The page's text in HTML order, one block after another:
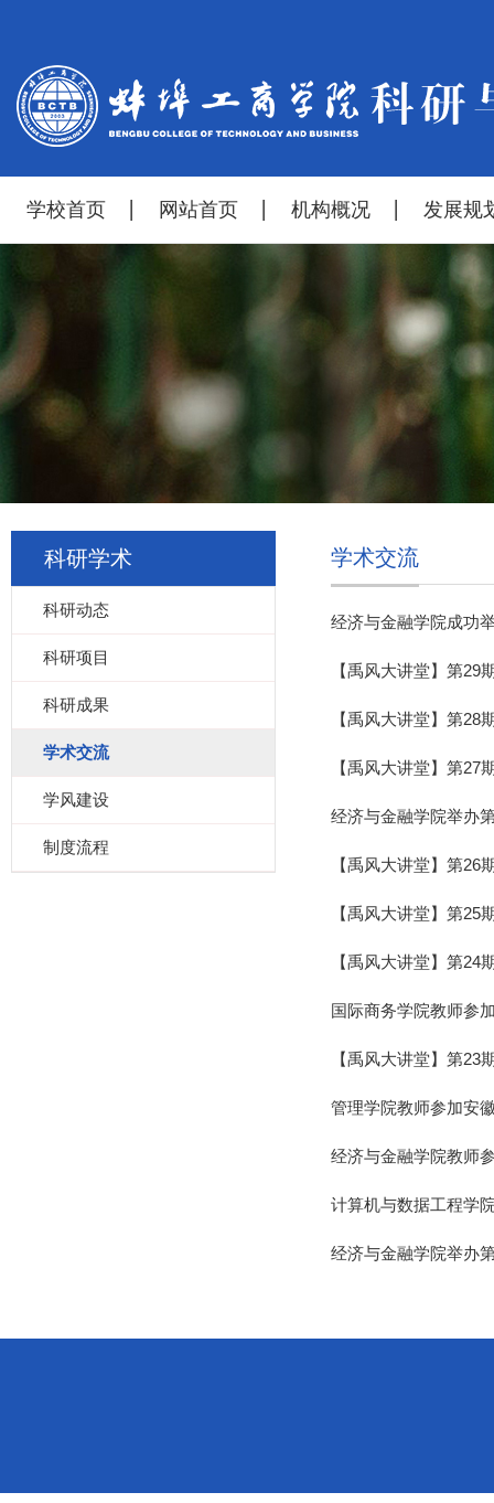
学校首页 网站首页 机构概况 发展规
科研学术
科研动态
科研项目
科研成果
学术交流
学风建设
制度流程
学术交流
经济与金融学院成功
【禹风大讲堂】第29
【禹风大讲堂】第28
【禹风大讲堂】第27
经济与金融学院举办
【禹风大讲堂】第26
【禹风大讲堂】第25
【禹风大讲堂】第
国际商务学院教师参
【禹风大讲堂】第23
管理学院教师参加安
经济与金融学院教师
计算机与数据工程学
经济与金融学院举办